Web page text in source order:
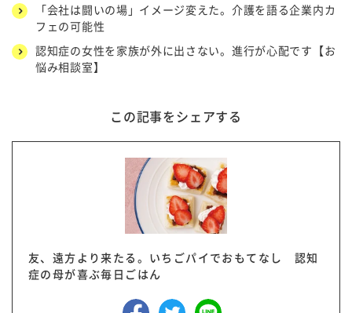
「会社は闘いの場」イメージ変えた。介護を語る企業内カ
フェの可能性
認知症の女性を家族が外に出さない。進行が心配です【お
悩み相談室】
この記事をシェアする
友、遠方より来たる。いちごパイでおもてなし 認知
症の母が喜ぶ毎日ごはん